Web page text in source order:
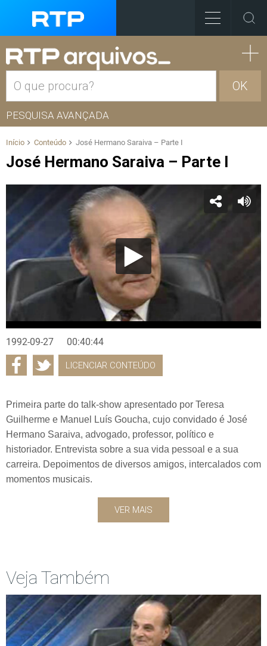
OK
PESQUISA AVANÇADA
Início Conteúdo José Hermano Saraiva – Parte I
José Hermano Saraiva – Parte I
1992-09-27 00:40:44
LICENCIAR CONTEÚDO
Primeira parte do talk-show apresentado por Teresa
Guilherme e Manuel Luís Goucha, cujo convidado é José
Hermano Saraiva, advogado, professor, político e
historiador. Entrevista sobre a sua vida pessoal e a sua
carreira. Depoimentos de diversos amigos, intercalados com
momentos musicais.
VER MAIS
Veja Também